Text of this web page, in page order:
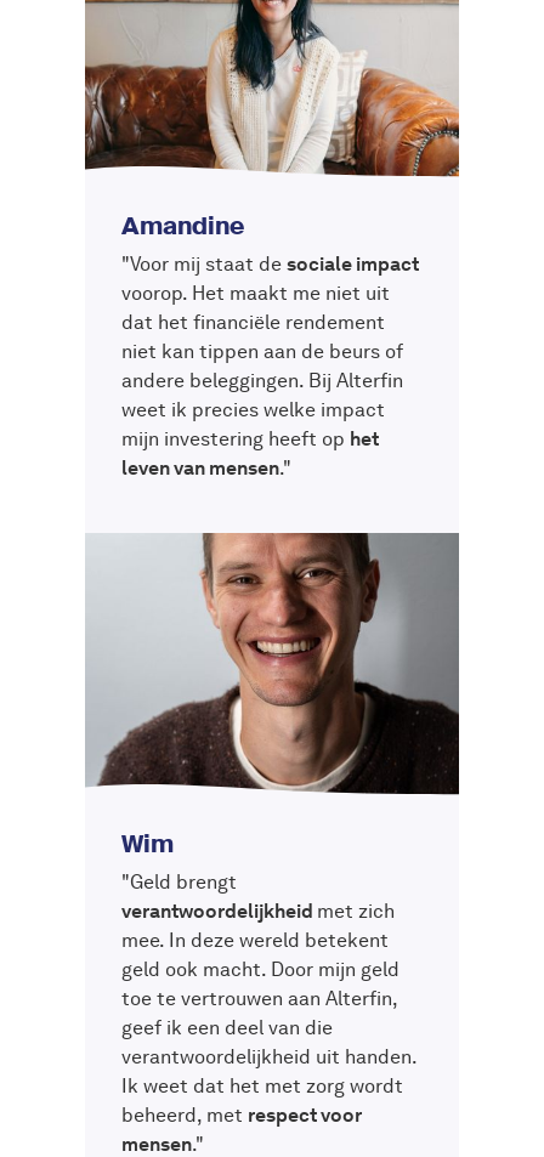
Amandine
"Voor mij staat de sociale impact
voorop. Het maakt me niet uit
dat het financiële rendement
niet kan tippen aan de beurs of
andere beleggingen. Bij Alterfin
weet ik precies welke impact
mijn investering heeft op het
leven van mensen."
Wim
"Geld brengt
verantwoordelijkheid met zich
mee. In deze wereld betekent
geld ook macht. Door mijn geld
toe te vertrouwen aan Alterfin,
geef ik een deel van die
verantwoordelijkheid uit handen.
Ik weet dat het met zorg wordt
beheerd, met respect voor
mensen."